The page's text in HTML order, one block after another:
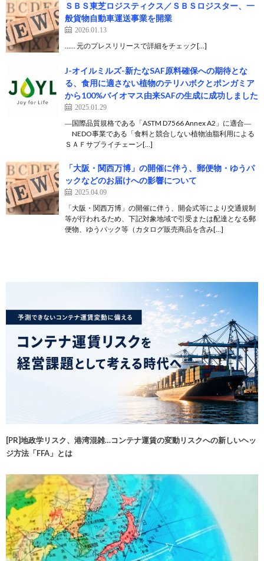
ＳＢＳ東芝ロジスティクス／ＳＢＳロジスター、一
般貨物自動車運送事業を開業
2026.01.13
…… 元のプレスリリースで詳細をチェック[…]
J-オイルミルズ-新たなSAF原料確保への期待とな
る、食用に適さない植物のテリハボクとポンガミア
から100%バイオマス由来SAFの生成に成功しました
2025.01.29
―国際品質規格である「ASTM D7566 Annex A2」に適合―
NEDO事業である「食料と競合しない植物油脂利用による
ＳＡＦサプライチェーン[…]
「大阪・関西万博」の開催に伴う、郵便物・ゆうパ
ックなどのお届けへの影響について
2025.04.09
「大阪・関西万博」の開催に伴う、開会式等により交通規制
等が行われるため、下記対象地域で引受または配達となる郵
便物、ゆうパック等（カタログ販売商品を含み[…]
[PR]地政学リスク、港湾混雑…コンテナ運賃の変動リスクへの新しいヘッ
ジ方法「FFA」とは